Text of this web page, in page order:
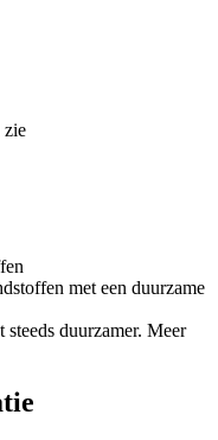
zie
met een duurzame
steeds duurzamer. Meer